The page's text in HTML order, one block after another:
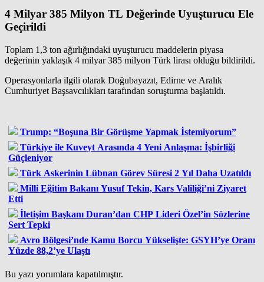
4 Milyar 385 Milyon TL Değerinde Uyuşturucu Ele
Geçirildi
Toplam 1,3 ton ağırlığındaki uyuşturucu maddelerin piyasa
değerinin yaklaşık 4 milyar 385 milyon Türk lirası olduğu bildirildi.
Operasyonlarla ilgili olarak Doğubayazıt, Edirne ve Aralık
Cumhuriyet Başsavcılıkları tarafından soruşturma başlatıldı.
Trump: “Boşuna Bir Görüşme Yapmak İstemiyorum”
Türkiye ile Kuveyt Arasında 4 Yeni Anlaşma: İşbirliği
Güçleniyor
Türk Askerinin Lübnan Görev Süresi 2 Yıl Daha Uzatıldı
Milli Eğitim Bakanı Yusuf Tekin, Kars Valiliği’ni Ziyaret
Etti
İletişim Başkanı Duran’dan CHP Lideri Özel’in Sözlerine
Sert Tepki
Avro Bölgesi’nde Kamu Borcu Yükselişte: GSYH’ye Oranı
Yüzde 88,2’ye Ulaştı
Bu yazı yorumlara kapatılmıştır.